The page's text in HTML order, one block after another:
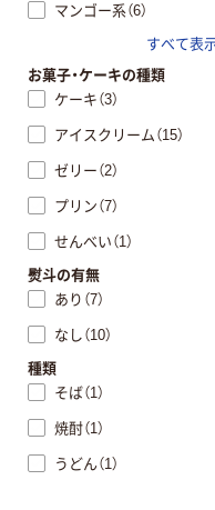
マンゴー系（6）
すべて表
お菓子・ケーキの種類
ケーキ（3）
アイスクリーム（15）
ゼリー（2）
プリン（7）
せんべい（1）
熨斗の有無
あり（7）
なし（10）
種類
そば（1）
焼酎（1）
うどん（1）